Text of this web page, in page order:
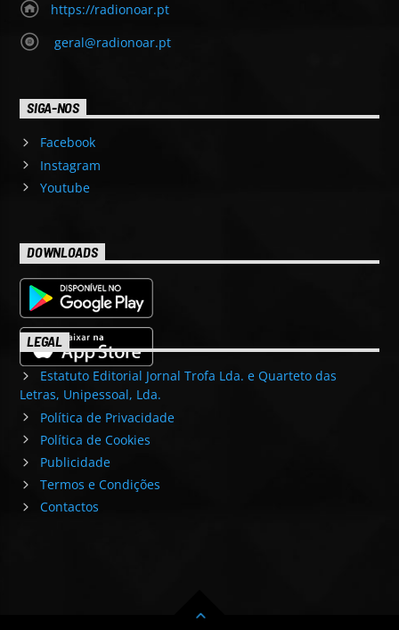
https://radionoar.pt
geral@radionoar.pt
SIGA-NOS
Facebook
Instagram
Youtube
DOWNLOADS
LEGAL
Estatuto Editorial Jornal Trofa Lda. e Quarteto das
Letras, Unipessoal, Lda.
Política de Privacidade
Política de Cookies
Publicidade
Termos e Condições
Contactos